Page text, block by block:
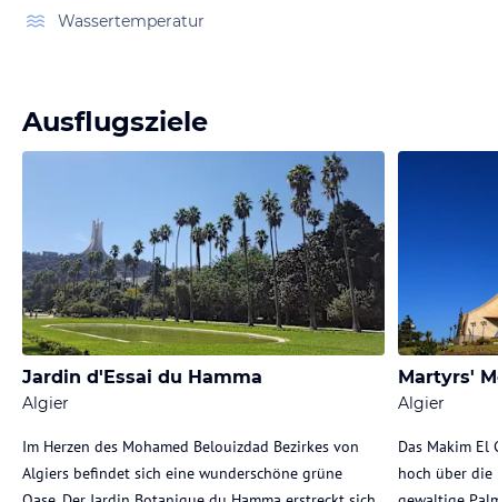
Wassertemperatur
Ausflugsziele
Jardin d'Essai du Hamma
Algier
Im Herzen des Mohamed Belouizdad Bezirkes von
Algiers befindet sich eine wunderschöne grüne
Martyrs'
Algier
Das Makim El
hoch über die